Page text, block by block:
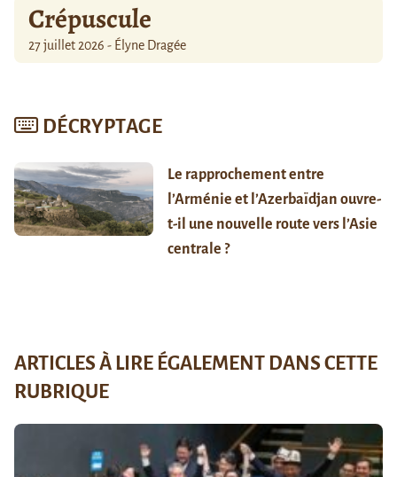
Crépuscule
27 juillet 2026 - Élyne Dragée
DÉCRYPTAGE
Le rapprochement entre
l’Arménie et l’Azerbaïdjan ouvre-
t-il une nouvelle route vers l’Asie
centrale ?
ARTICLES À LIRE ÉGALEMENT DANS CETTE
RUBRIQUE